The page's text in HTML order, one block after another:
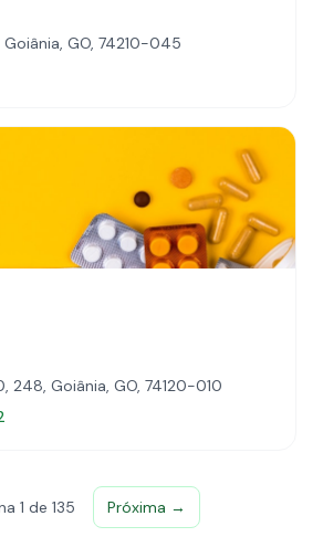
Goiânia, GO, 74210-045
248, Goiânia, GO, 74120-010
1 de 135 Próxima →